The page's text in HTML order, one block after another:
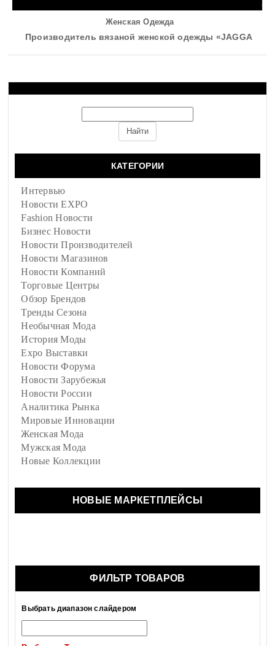
Женская Одежда
Производитель вязаной женской одежды «JAGGA
КАТЕГОРИИ
Интервью
Новости EXPO
Fashion Новости
Бизнес Новости
Новости Производителей
Новости Магазинов
Новости Компаний
Торговые Центры
Обзор Брендов
Тренды Сезона
Необычная Мода
История Моды
Expo Выставки
Новости Форума
Новости Зарубежья
Новости России
Аналитика Рынка
Мировые Инновации
Женская Мода
Мужская Мода
Новые Коллекции
НОВЫЕ МАРКЕТПЛЕЙСЫ
ФИЛЬТР ТОВАРОВ
Выбрать диапазон слайдером